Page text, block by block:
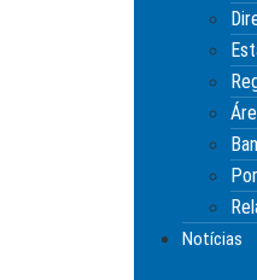
Notícias